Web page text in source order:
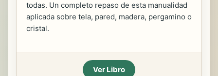
todas. Un completo repaso de esta manualidad
aplicada sobre tela, pared, madera, pergamino o
cristal.
Ver Libro